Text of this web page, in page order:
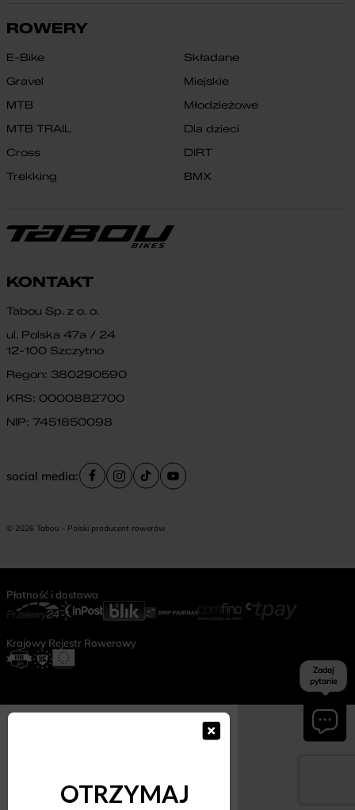
ROWERY
E-Bike
Gravel
MTB
MTB TRAIL
Cross
Trekking
Składane
Miejskie
Młodzieżowe
Dla dzieci
DIRT
BMX
KONTAKT
Tabou Sp. z o. o.
ul. Polska 47a / 24
12-100 Szczytno
Regon: 380290590
KRS: 0000882700
NIP: 7451850098
social media:
© 2026 Tabou - Polski producent rowerów
Płatność i dostawa
Krajowy Rejestr Rowerowy
Zadaj
pytanie